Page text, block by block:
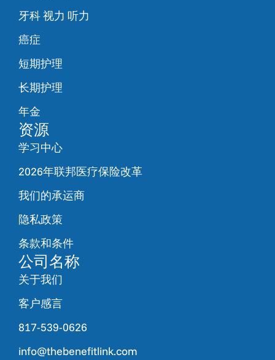
牙科 视力 听力
癌症
短期护理
长期护理
年金
资源
学习中心
2026年联邦医疗保险改革
我们的承运商
隐私政策
条款和条件
公司名称
关于我们
客户感言
817-539-0626
info@thebenefitlink.com